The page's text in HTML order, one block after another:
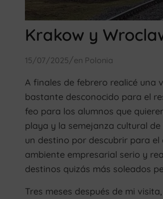
Krakow y
15/07/2025/en Polonia
A finales de febrero realicé una
bastante desconocido para el
feo para los alumnos que
playa y la semejanza cultural
un destino por descubrir para
ambiente empresarial serio y
destinos quizás más soleados
Tres meses después de mi